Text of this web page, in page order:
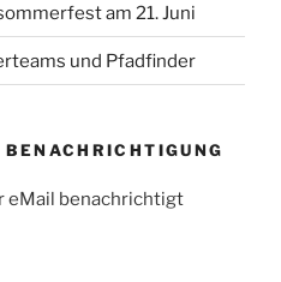
am 21. Juni
und Pfadfinder
eMail benachrichtigt